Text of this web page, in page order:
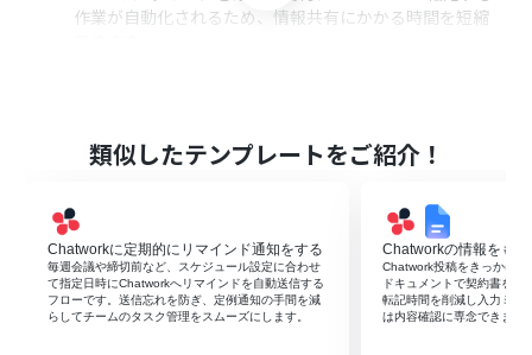
作業が自動化されるため、情報共有にかかる時間を短縮
■フローボットの流れ
はじめに、SlackとChatworkをYoomと連携します。
ッセージが投稿されたらフローが起動するよう設定しま
す。
次に、オペレーションでAI機能の「要約する」アクション
を設定し、トリガーで取得したSlackのメッセージを要約
します。
類似したテンプレートをご紹介！
Chatworkに定期的にリマインド通知をする
毎週会議や締切前など、スケジュール設定に合わせ
て指定日時にChatworkへリマインドを自動送信する
フローです。送信忘れを防ぎ、定例通知の手間を減
らしてチームのタスク管理をスムーズにします。
Chatworkの情報をも
Chatwork投稿をきっかけ
ドキュメントで契約書を自
転記時間を削減し入力ミス
は内容確認に専念できます